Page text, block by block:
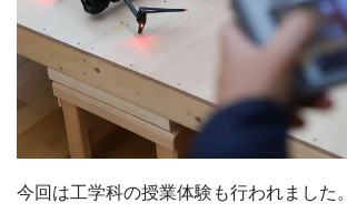
今回は工学科の授業体験も行われました。